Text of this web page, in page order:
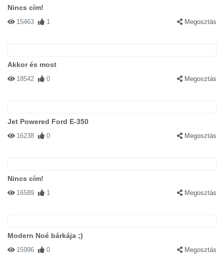
Nincs cím!
15463 1 Megosztás
Akkor és most
18542 0 Megosztás
Jet Powered Ford E-350
16238 0 Megosztás
Nincs cím!
16589 1 Megosztás
Modern Noé bárkája ;)
15996 0 Megosztás